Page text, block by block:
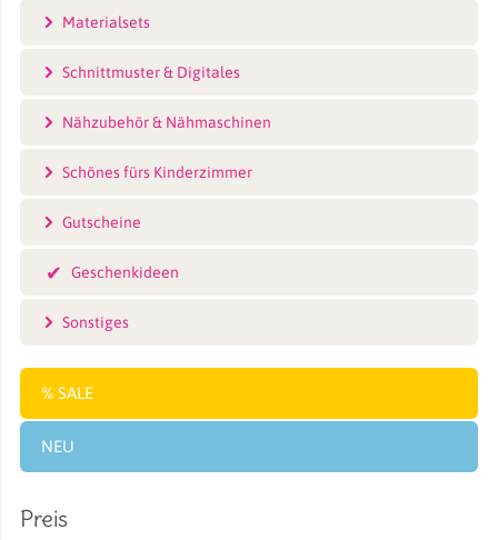
Materialsets
Schnittmuster & Digitales
Nähzubehör & Nähmaschinen
Schönes fürs Kinderzimmer
Gutscheine
Geschenkideen
Sonstiges
SALE
NEU
Preis